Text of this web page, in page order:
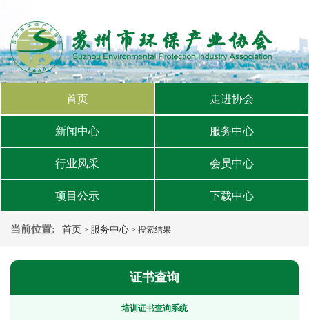
首页 走进协会
新闻中心 服务中心
行业风采 会员中心
项目公示 下载中心
当前位置: 首页 > 服务中心 > 搜索结果
证书查询
培训证书查询系统